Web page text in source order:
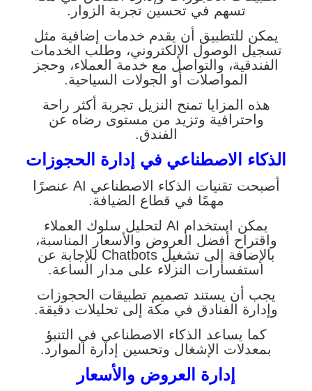
تسهم في تحسين تجربة الزوار.
يمكن للتطبيق أن يقدم خدمات إضافية مثل
تسجيل الوصول الإلكتروني، وطلب الخدمات
الفندقية، والتواصل مع خدمة العملاء، وحجز
المواصلات أو الجولات السياحية.
هذه المزايا تمنح النزيل تجربة أكثر راحة
واحترافية وتزيد من مستوى رضاه عن
الفندق.
الذكاء الاصطناعي في إدارة الحجوزات
أصبحت تقنيات الذكاء الاصطناعي AI عنصرًا
مهمًا في قطاع الضيافة.
يمكن استخدام AI لتحليل سلوك العملاء
واقتراح أفضل العروض والأسعار المناسبة،
بالإضافة إلى تشغيل Chatbots للإجابة عن
استفسارات النزلاء على مدار الساعة.
يجب أن يستند تصميم تطبيقات الحجوزات
وإدارة الفنادق في مكة إلى تحليلات دقيقة.
كما يساعد الذكاء الاصطناعي في التنبؤ
بمعدلات الإشغال وتحسين إدارة الموارد.
إدارة العروض والأسعار